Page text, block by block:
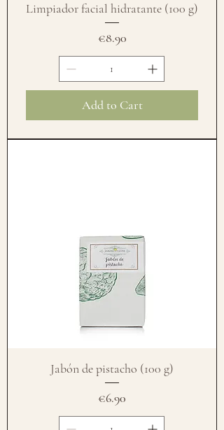
Limpiador facial hidratante (100 g)
Price
€8.90
Add to Cart
Jabón de pistacho (100 g)
Price
€6.90